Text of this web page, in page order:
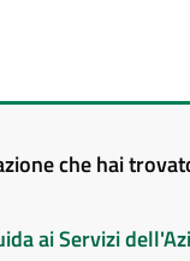
che hai
ai Servizi